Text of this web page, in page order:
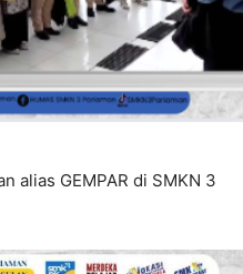
alias GEMPAR di SMKN 3